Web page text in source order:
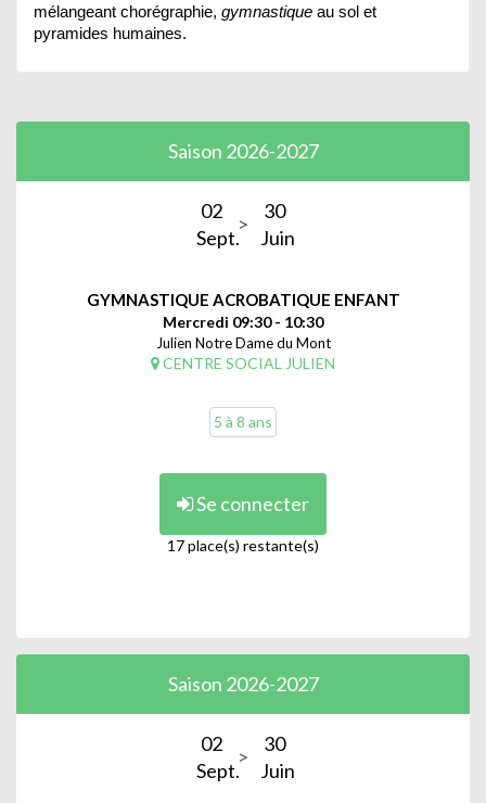
mélangeant chorégraphie, gymnastique au sol et
pyramides humaines.
Saison 2026-2027
02
Sept.
30
Juin
GYMNASTIQUE ACROBATIQUE ENFANT
Mercredi 09:30 - 10:30
Julien Notre Dame du Mont
CENTRE SOCIAL JULIEN
5 à 8 ans
Se connecter
17 place(s) restante(s)
Saison 2026-2027
02
Sept.
30
Juin